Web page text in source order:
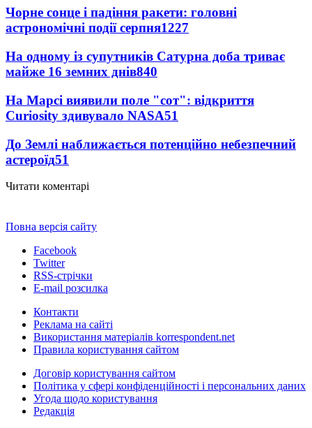
Чорне сонце і падіння ракети: головні
астрономічні події серпня1227
На одному із супутників Сатурна доба триває
майже 16 земних днів840
На Марсі виявили поле "сот": відкриття
Curiosity здивувало NASA51
До Землі наближається потенційно небезпечний
астероїд51
Читати коментарі
Повна версія сайту
Facebook
Twitter
RSS-стрічки
E-mail розсилка
Контакти
Реклама на сайті
Використання матеріалів korrespondent.net
Правила користування сайтом
Договір користування сайтом
Політика у сфері конфіденційності і персональних даних
Угода щодо користування
Редакція